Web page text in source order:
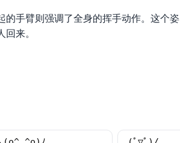
手臂则强调了全身的挥手动作。这个姿
来。